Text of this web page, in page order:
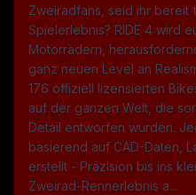
Zweiradfans, seid ihr bereit
Spielerlebnis? RIDE 4 wird
Motorrädern,
ganz neuen Level an
176 offiziell lizensierten
auf der ganzen Welt, die
Detail entworfen wurden.
basierend auf CAD-Daten,
erstellt - Präzision bis ins
Zweirad-Rennerlebnis a...